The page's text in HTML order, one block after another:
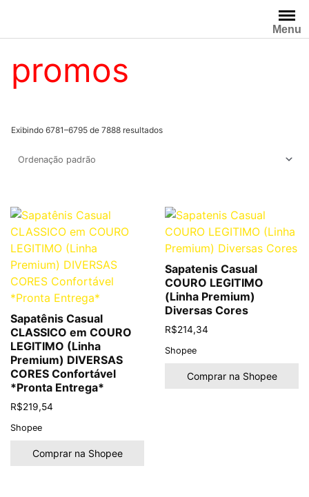
o
Menu
promos
Exibindo 6781–6795 de 7888 resultados
Sapatênis Casual
CLASSICO em COURO
LEGITIMO (Linha
Premium) DIVERSAS
CORES Confortável
*Pronta Entrega*
R$219,54
Shopee
Comprar na Shopee
Sapatenis Casual
COURO LEGITIMO
(Linha Premium)
Diversas Cores
R$214,34
Shopee
Comprar na Shopee